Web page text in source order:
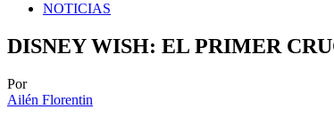
NOTICIAS
DISNEY WISH: EL PRIMER
Por
Ailén Florentin